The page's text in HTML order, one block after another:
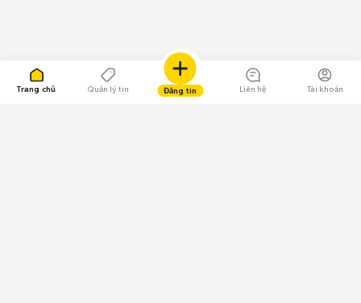
Trang chủ Quản lý tin Đăng tin Liên hệ Tài khoản